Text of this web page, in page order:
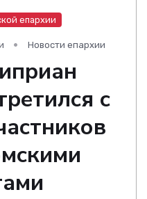
епархии
Новости епархии
с